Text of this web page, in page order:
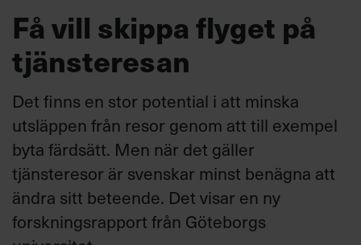
Annonsera
Om oss
Kontakta oss
Kundservice
Utbildning för ledare
Chefakademin+
Populära utbildningar
Få vill skippa flyget på
tjänsteresan
Det finns en stor potential i att minska
utsläppen från resor genom att till exempel
byta färdsätt. Men när det gäller
tjänsteresor är svenskar minst benägna att
ändra sitt beteende. Det visar en ny
forskningsrapport från Göteborgs